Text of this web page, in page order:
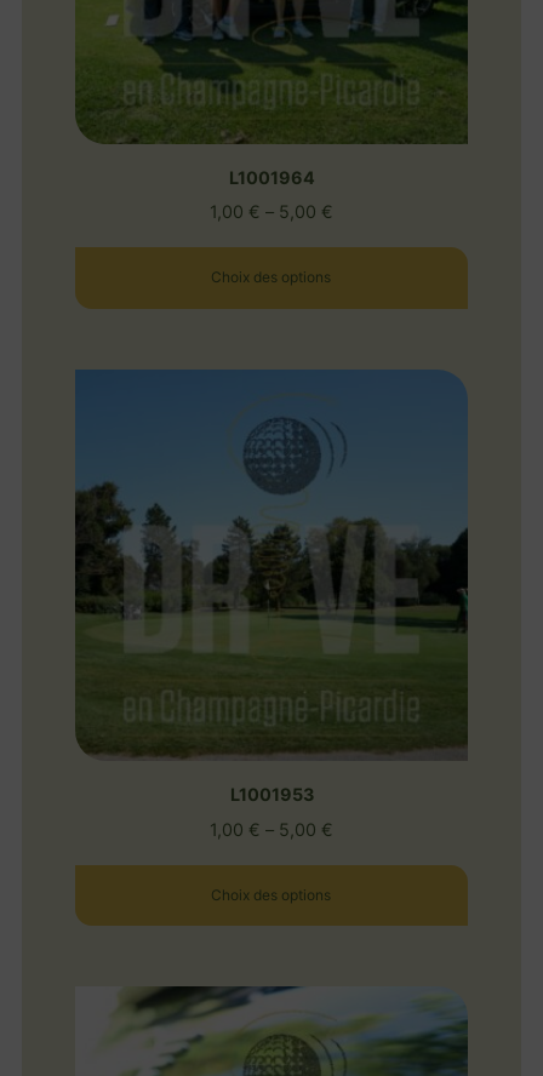
L1001964
1,00 € – 5,00 €
Choix des options
L1001953
1,00 € – 5,00 €
Choix des options